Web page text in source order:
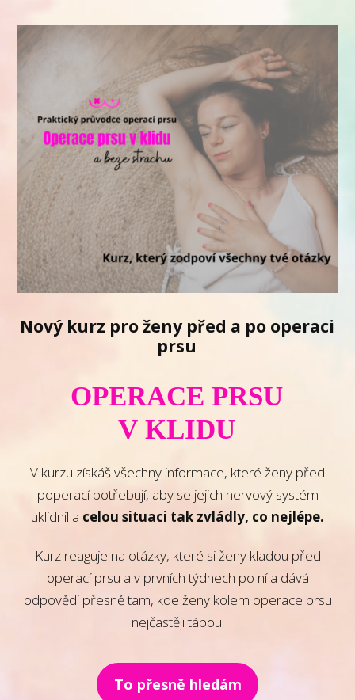
Nový kurz pro ženy před a po operaci
prsu
OPERACE PRSU
V KLIDU
V kurzu získáš všechny informace, které ženy před
poperací potřebují, aby se jejich nervový systém
uklidnil a celou situaci tak zvládly, co nejlépe.
Kurz reaguje na otázky, které si ženy kladou před
operací prsu a v prvních týdnech po ní a dává
odpovědi přesně tam, kde ženy kolem operace prsu
nejčastěji tápou.
To přesně hledám